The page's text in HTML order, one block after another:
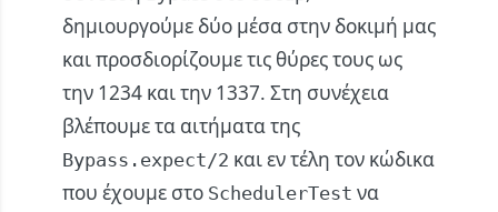
δημιουργούμε δύο μέσα στην δοκιμή μας
και προσδιορίζουμε τις θύρες τους ως
την 1234 και την 1337. Στη συνέχεια
βλέπουμε τα αιτήματα της
Bypass.expect/2 και εν τέλη τον κώδικα
που έχουμε στο SchedulerTest να